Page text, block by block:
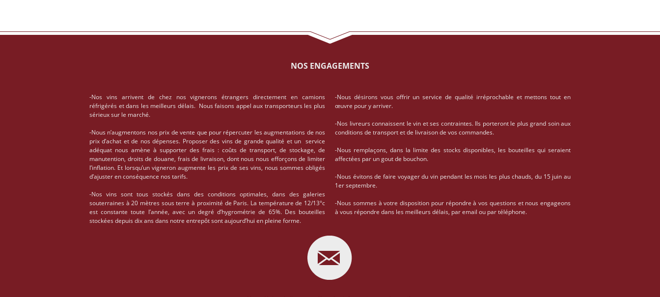
NOS ENGAGEMENTS
-Nos vins arrivent de chez nos vignerons étrangers directement en camions
réfrigérés et dans les meilleurs délais. Nous faisons appel aux transporteurs les plus
sérieux sur le marché.
-Nous n’augmentons nos prix de vente que pour répercuter les augmentations de nos
prix d’achat et de nos dépenses. Proposer des vins de grande qualité et un service
adéquat nous amène à supporter des frais : coûts de transport, de stockage, de
manutention, droits de douane, frais de livraison, dont nous nous efforçons de limiter
l’inflation. Et lorsqu’un vigneron augmente les prix de ses vins, nous sommes obligés
d’ajuster en conséquence nos tarifs.
-Nos vins sont tous stockés dans des conditions optimales, dans des galeries
souterraines à 20 mètres sous terre à proximité de Paris. La température de 12/13°c
est constante toute l’année, avec un degré d’hygrométrie de 65%. Des bouteilles
stockées depuis dix ans dans notre entrepôt sont aujourd’hui en pleine forme.
-Nous désirons vous offrir un service de qualité irréprochable et mettons tout en
œuvre pour y arriver.
-Nos livreurs connaissent le vin et ses contraintes. Ils porteront le plus grand soin aux
conditions de transport et de livraison de vos commandes.
-Nous remplaçons, dans la limite des stocks disponibles, les bouteilles qui seraient
affectées par un gout de bouchon.
-Nous évitons de faire voyager du vin pendant les mois les plus chauds, du 15 juin au
1er septembre.
-Nous sommes à votre disposition pour répondre à vos questions et nous engageons
à vous répondre dans les meilleurs délais, par email ou par téléphone.